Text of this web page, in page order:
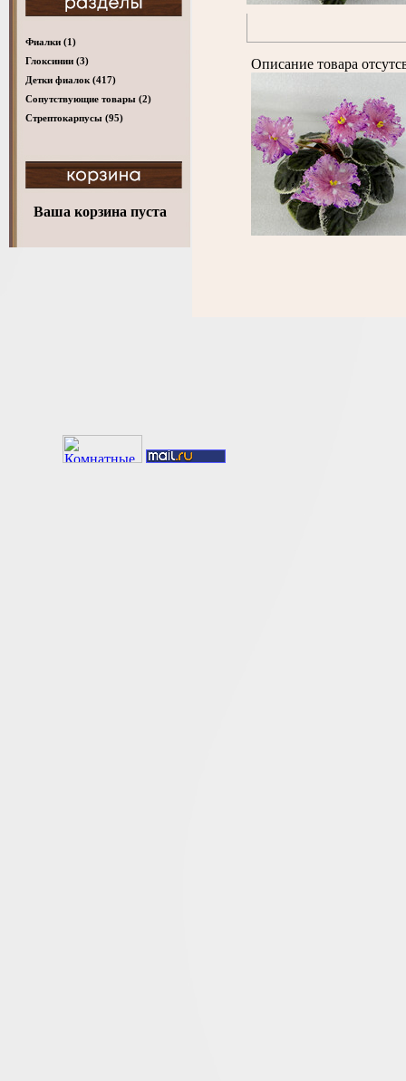
Фиалки (1)
Глоксинии (3)
Детки фиалок (417)
Cопутствующие товары (2)
Стрептокарпусы (95)
Ваша корзина пуста
Описание товара